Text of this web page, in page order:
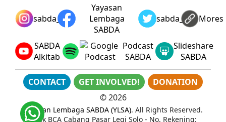
sabda_ylsa
Yayasan
Lembaga
SABDA
sabda_ylsaMores
SABDA
Alkitab
Podcast
SABDA
Slideshare
SABDA
CONTACT GET INVOLVED!
DONATION
©2026
Yayasan Lembaga SABDA (YLSA). All Rights Reserved.
Bank BCA Cabang Pasar Legi Solo - No. Rekening: